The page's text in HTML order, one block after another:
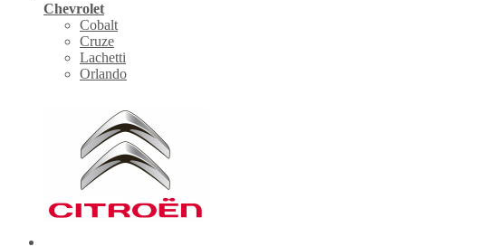
Chevrolet
Cobalt
Cruze
Lachetti
Orlando